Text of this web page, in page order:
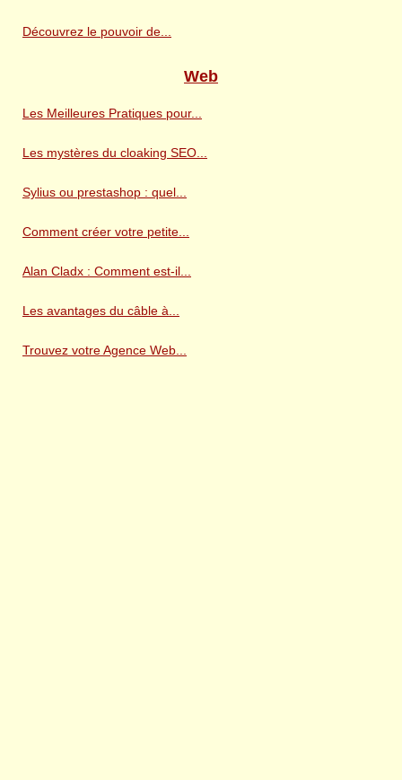
Découvrez le pouvoir de...
Web
Les Meilleures Pratiques pour...
Les mystères du cloaking SEO...
Sylius ou prestashop : quel...
Comment créer votre petite...
Alan Cladx : Comment est-il...
Les avantages du câble à...
Trouvez votre Agence Web...